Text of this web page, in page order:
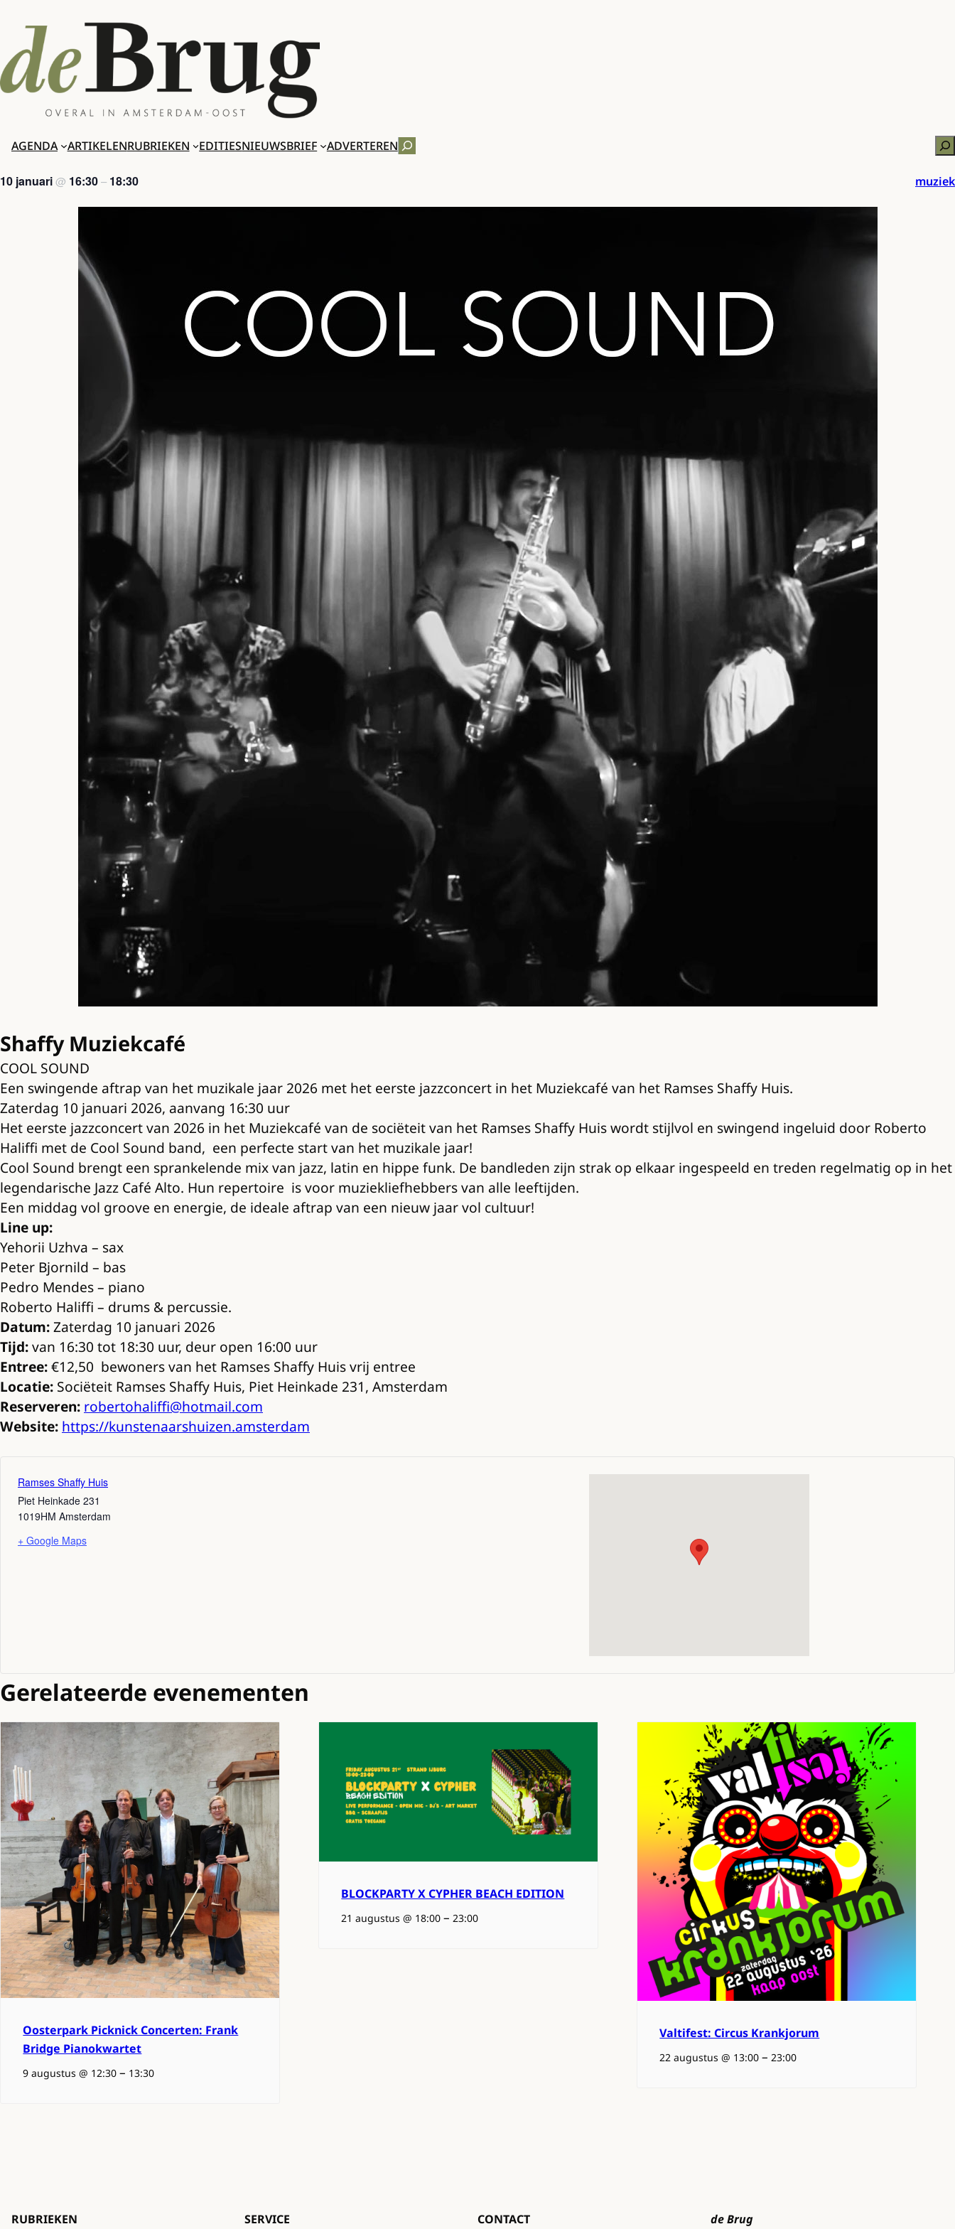
naar
inhoud
AGENDA ARTIKELENRUBRIEKEN EDITIESNIEUWSBRIEF ADVERTERENZOEKEN
10 januari@ 16:30– 18:30 muziek
Shaffy Muziekcafé
COOL SOUND
Een swingende aftrap van het muzikale jaar 2026 met het eerste jazzconcert in het Muziekcafé van het Ramses Shaffy Huis.
Zaterdag 10 januari 2026, aanvang 16:30 uur
Het eerste jazzconcert van 2026 in het Muziekcafé van de sociëteit van het Ramses Shaffy Huis wordt stijlvol en swingend ingeluid door Roberto
Haliffi met de Cool Sound band, een perfecte start van het muzikale jaar!
Cool Sound brengt een sprankelende mix van jazz, latin en hippe funk. De bandleden zijn strak op elkaar ingespeeld en treden regelmatig op in het
legendarische Jazz Café Alto. Hun repertoire is voor muziekliefhebbers van alle leeftijden.
Een middag vol groove en energie, de ideale aftrap van een nieuw jaar vol cultuur!
Line up:
Yehorii Uzhva – sax
Peter Bjornild – bas
Pedro Mendes – piano
Roberto Haliffi – drums & percussie.
Datum:Zaterdag 10 januari 2026
Tijd:van 16:30 tot 18:30 uur, deur open 16:00 uur
Entree:€12,50 bewoners van het Ramses Shaffy Huis vrij entree
Locatie: Sociëteit Ramses Shaffy Huis, Piet Heinkade 231, Amsterdam
Reserveren: robertohaliffi@hotmail.com
Website: https://kunstenaarshuizen.amsterdam
Ramses Shaffy Huis
Piet Heinkade 231
1019HM Amsterdam
+ Google Maps
Gerelateerde evenementen
Oosterpark Picknick Concerten: Frank
Bridge Pianokwartet
9 augustus @ 12:30 – 13:30
BLOCKPARTY X CYPHER BEACH EDITION
21 augustus @ 18:00 –23:00
Valtifest: Circus Krankjorum
22 augustus @ 13:00 –23:00
RUBRIEKEN SERVICE CONTACT
de Brug